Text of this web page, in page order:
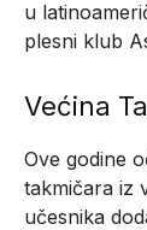
u
plesni klub
Većina
Ove godine
takmičara iz
učesnika